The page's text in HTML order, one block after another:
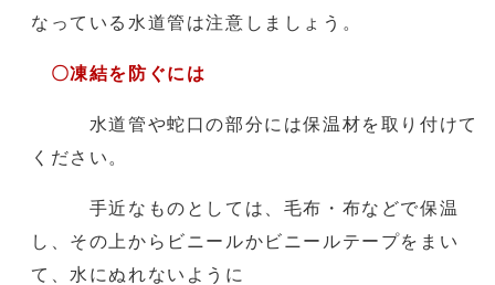
なっている水道管は注意しましょう。
〇凍結を防ぐには
水道管や蛇口の部分には保温材を取り付けて
ください。
手近なものとしては、毛布・布などで保温
し、その上からビニールかビニールテープをまい
て、水にぬれないように